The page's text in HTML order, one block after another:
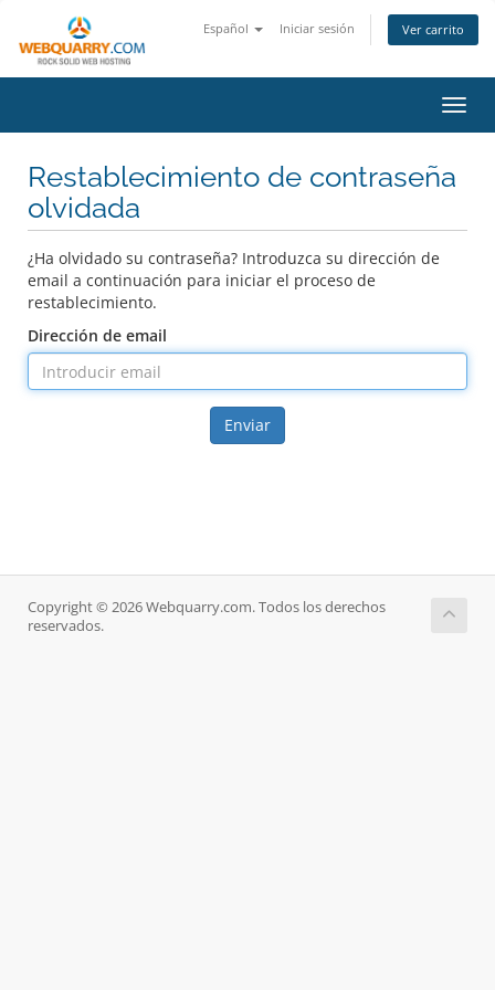
Español Iniciar sesión Ver carrito
Restablecimiento de contraseña
olvidada
¿Ha olvidado su contraseña? Introduzca su dirección de
email a continuación para iniciar el proceso de
restablecimiento.
Dirección de email
Enviar
Copyright © 2026 Webquarry.com. Todos los derechos
reservados.